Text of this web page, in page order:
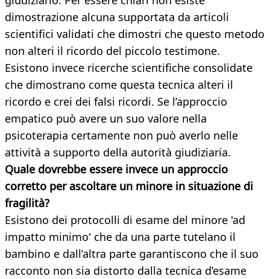
dimostrazione alcuna supportata da articoli
scientifici validati che dimostri che questo metodo
non alteri il ricordo del piccolo testimone.
Esistono invece ricerche scientifiche consolidate
che dimostrano come questa tecnica alteri il
ricordo e crei dei falsi ricordi. Se l’approccio
empatico può avere un suo valore nella
psicoterapia certamente non può averlo nelle
attività a supporto della autorità giudiziaria.
Quale dovrebbe essere invece un approccio
corretto per ascoltare un minore in situazione di
fragilità?
Esistono dei protocolli di esame del minore 'ad
impatto minimo' che da una parte tutelano il
bambino e dall’altra parte garantiscono che il suo
racconto non sia distorto dalla tecnica d’esame